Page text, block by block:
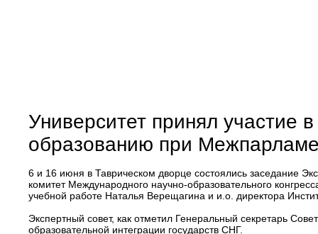
Университет принял участие
образованию при
6 и 16 июня в Таврическом дворце состоялись заседание
комитет Международного научно-образовательного
учебной работе Наталья Верещагина и и.о. директора
Экспертный совет, как отметил Генеральный секретарь
образовательной интеграции государств СНГ.